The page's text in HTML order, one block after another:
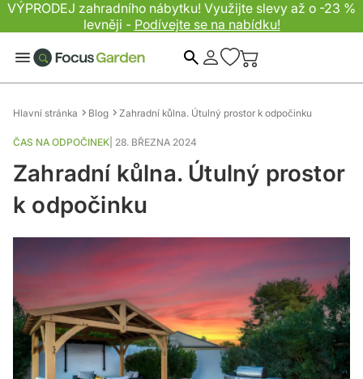
VÝPRODEJ zahradního nábytku! Využijte slevy až o -23 %
levněji - Podívejte se na nabídku!
Hlavní stránka Blog Zahradní kůlna. Útulný prostor k odpočinku
ČAS NA ODPOČINEK 28. BŘEZNA 2024
Zahradní kůlna. Útulný prostor
k odpočinku